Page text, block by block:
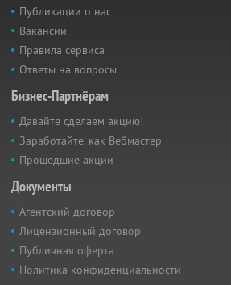
Публикации о нас
Вакансии
Правила сервиса
Ответы на вопросы
Бизнес-Партнёрам
Давайте сделаем акцию!
Заработайте, как Вебмастер
Прошедшие акции
Документы
Агентский договор
Лицензионный договор
Публичная оферта
Политика конфиденциальности